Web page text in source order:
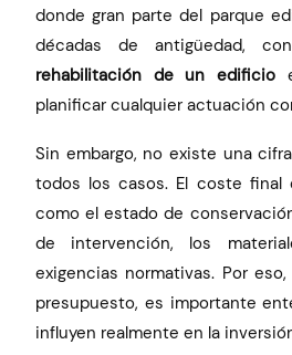
donde gran parte del parque
décadas de antigüedad,
rehabilitación de un edificio
planificar cualquier actuación
Sin embargo, no existe una
todos los casos. El coste final
como el estado de
de intervención, los
exigencias normativas. Por
presupuesto, es importante
influyen realmente en la